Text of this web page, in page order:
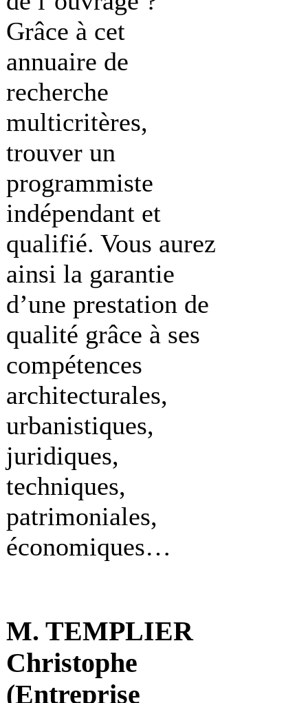
Grâce à cet
annuaire de
recherche
multicritères,
trouver un
programmiste
indépendant et
qualifié. Vous aurez
ainsi la garantie
d’une prestation de
qualité grâce à ses
compétences
architecturales,
urbanistiques,
juridiques,
techniques,
patrimoniales,
économiques…
M. TEMPLIER
Christophe
(Entreprise